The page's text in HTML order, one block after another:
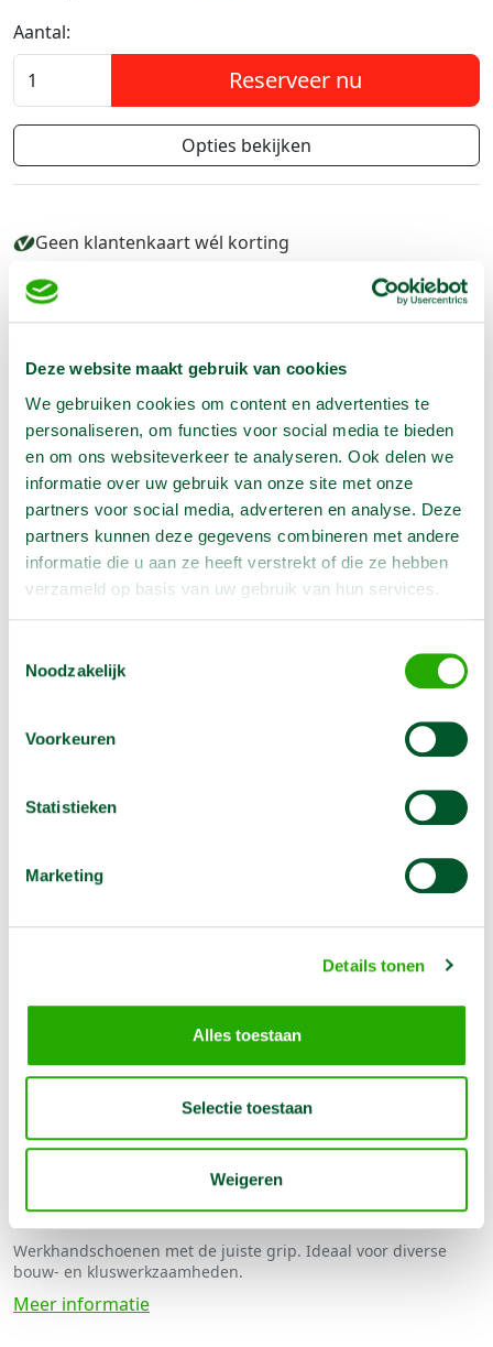
Deze website maakt gebruik van cookies
We gebruiken cookies om content en advertenties te
personaliseren, om functies voor social media te bieden
en om ons websiteverkeer te analyseren. Ook delen we
informatie over uw gebruik van onze site met onze
partners voor social media, adverteren en analyse. Deze
partners kunnen deze gegevens combineren met andere
informatie die u aan ze heeft verstrekt of die ze hebben
verzameld op basis van uw gebruik van hun services.
Noodzakelijk
Voorkeuren
Statistieken
Marketing
Details tonen
Alles toestaan
Selectie toestaan
Weigeren
Aantal:
Reserveer nu
Opties bekijken
Geen klantenkaart wél korting
Bezorg-ophaal service
Avond van te voren halen; geen probleem
Producteigenschappen
Artikelnummer
1030381
Lengte
400 cm
Voeding
230 V
Omschrijving
Lange trilnaald voor professioneel en snel verdichten
van funderingen, betonvloeren, balken en lateien.
Werkhandschoenen gebreid Latex-Senso
Grip per set (verkoop)
€5,50
In Winkelwagen
Werkhandschoenen met de juiste grip. Ideaal voor diverse
bouw- en kluswerkzaamheden.
Meer informatie